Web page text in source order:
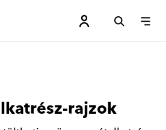
rajzok